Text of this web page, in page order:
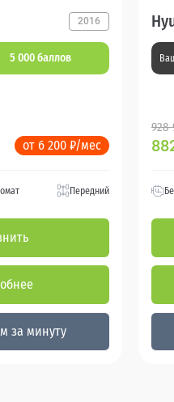
2016
5 000 баллов
от 6 200 ₽/мес
Передний
за минуту
928